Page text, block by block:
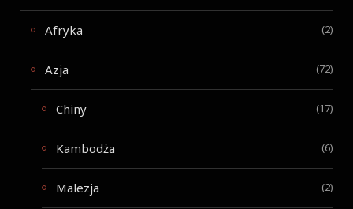
Afryka (2)
Azja (72)
Chiny (17)
Kambodża (6)
Malezja (2)